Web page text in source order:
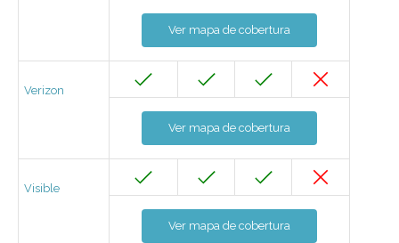
Ver mapa de cobertura
Verizon
Ver mapa de cobertura
Visible
Ver mapa de cobertura